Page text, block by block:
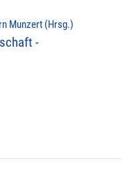
Munzert (Hrsg.)
-